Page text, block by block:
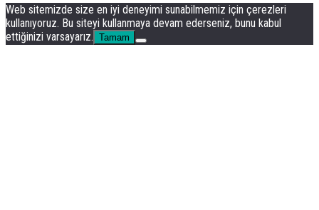
Web sitemizde size en iyi deneyimi sunabilmemiz için çerezleri
kullanıyoruz. Bu siteyi kullanmaya devam ederseniz, bunu kabul
ettiğinizi varsayarız. Tamam